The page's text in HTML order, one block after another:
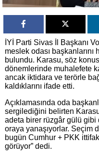
İYİ Parti Sivas İl Başkanı
meslek odası
bulundu. Karasu, söz
dönemlerinde muhalefete
ancak iktidara ve terörle
kaldıklarını ifade etti.
Açıklamasında oda
sergilediğini belirten
adeta birer rüzgâr gülü gibi
oraya yanaşıyorlar. Seçim
bugün Cumhur + PKK
görüyor” dedi.